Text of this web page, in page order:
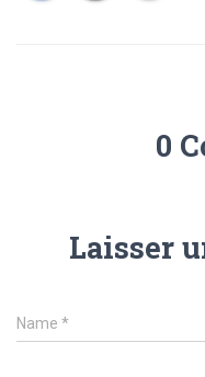
0
Laisser
Name *